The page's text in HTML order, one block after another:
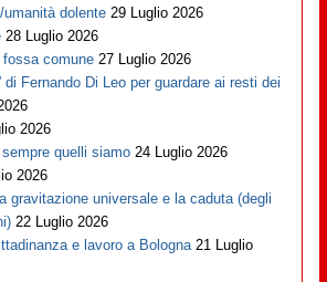
dolente 29 Luglio 2026
28 Luglio 2026
fossa comune 27 Luglio 2026
di Fernando Di Leo per guardare ai resti dei
2026
quelli siamo 24 Luglio 2026
2026
gravitazione universale e la caduta (degli
22 Luglio 2026
e lavoro a Bologna 21 Luglio